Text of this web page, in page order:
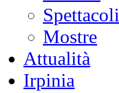
Spettacoli
Mostre
Attualità
Irpinia